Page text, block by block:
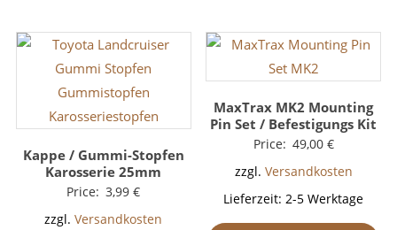
Kappe / Gummi-Stopfen
Karosserie 25mm
Price: 3,99€
zzgl.Versandkosten
MaxTrax MK2 Mounting
Pin Set / Befestigungs Kit
Price: 49,00 €
zzgl. Versandkosten
Lieferzeit:2-5 Werktage